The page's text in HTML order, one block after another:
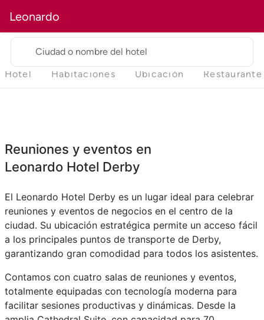
Leonardo
Ciudad o nombre del hotel
Hotel Habitaciones Ubicación Restaurante
Reuniones y eventos en
Leonardo Hotel Derby
El Leonardo Hotel Derby es un lugar ideal para celebrar
reuniones y eventos de negocios en el centro de la
ciudad. Su ubicación estratégica permite un acceso fácil
a los principales puntos de transporte de Derby,
garantizando gran comodidad para todos los asistentes.
Contamos con cuatro salas de reuniones y eventos,
totalmente equipadas con tecnología moderna para
facilitar sesiones productivas y dinámicas. Desde la